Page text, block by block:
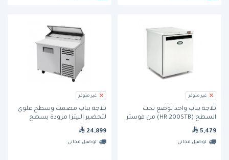
غير متوفر
ثلاجة بباب واحد توضع تحت
السطح (HR 200STB) من فوستر
5,479
توصيل مجاني
غير متوفر
ثلاجة بباب مصمت وسطح علوي
لتحضير البيتزا مزودة بسطح
إضافي وتعمل بمبرد هيدروكربوني
24,899
توصيل مجاني